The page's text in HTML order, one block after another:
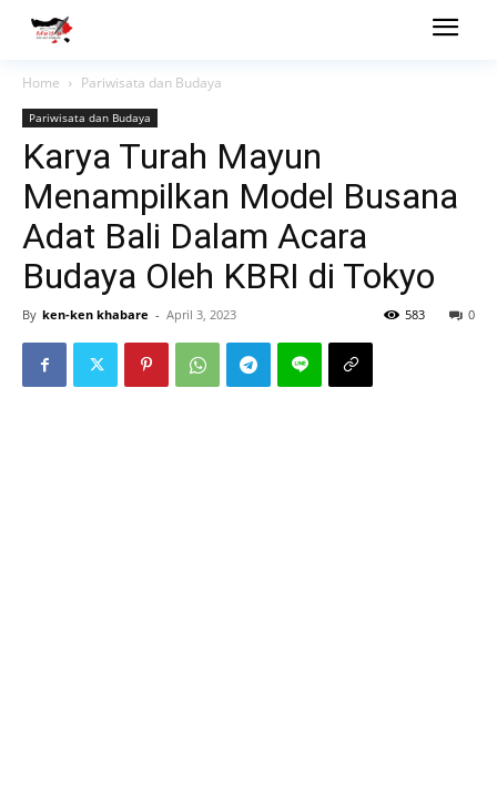
Home Pariwisata dan Budaya
Pariwisata dan Budaya
Karya Turah Mayun
Menampilkan Model Busana
Adat Bali Dalam Acara
Budaya Oleh KBRI di Tokyo
By ken-ken khabare - April 3, 2023 0
583